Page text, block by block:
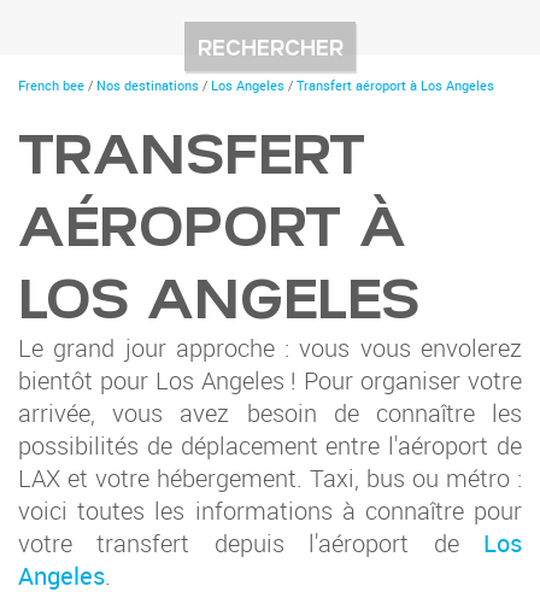
You
French bee / Nos destinations / Los Angeles / Transfert aéroport à Los Angeles
TRANSFERT
AÉROPORT À
LOS ANGELES
Le grand jour approche : vous vous envolerez
bientôt pour Los Angeles ! Pour organiser votre
arrivée, vous avez besoin de connaître les
possibilités de déplacement entre l'aéroport de
LAX et votre hébergement. Taxi, bus ou métro :
voici toutes les informations à connaître pour
votre transfert depuis l'aéroport de Los
Angeles.